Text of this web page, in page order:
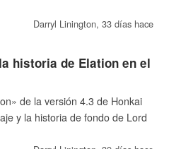
Darryl Linington, 33 días hace
historia de Elation en el
de la versión 4.3 de Honkai
y la historia de fondo de Lord